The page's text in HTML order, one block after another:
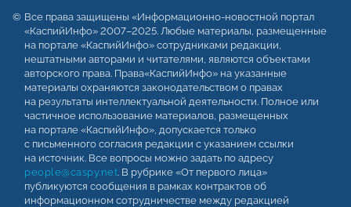
Все права защищены «Информационно-новостной портал
«КаспийИнфо» 2007–2025. Любые материалы, размещенные
на портале «КаспийИнфо» сотрудниками редакции,
нештатными авторами и читателями, являются объектами
авторского права. Права«КаспийИнфо» на указанные
материалы охраняются законодательством о правах
на результаты интеллектуальной деятельности. Полное или
частичное использование материалов, размещенных
на портале «КаспийИнфо», допускается только
с письменного согласия редакции с указанием ссылки
на источник. Все вопросы можно задать по адресу
people@caspy.net. В рубрике «От первого лица»
публикуются сообщения в рамках контрактов об
информационном сотрудничестве между редакцией